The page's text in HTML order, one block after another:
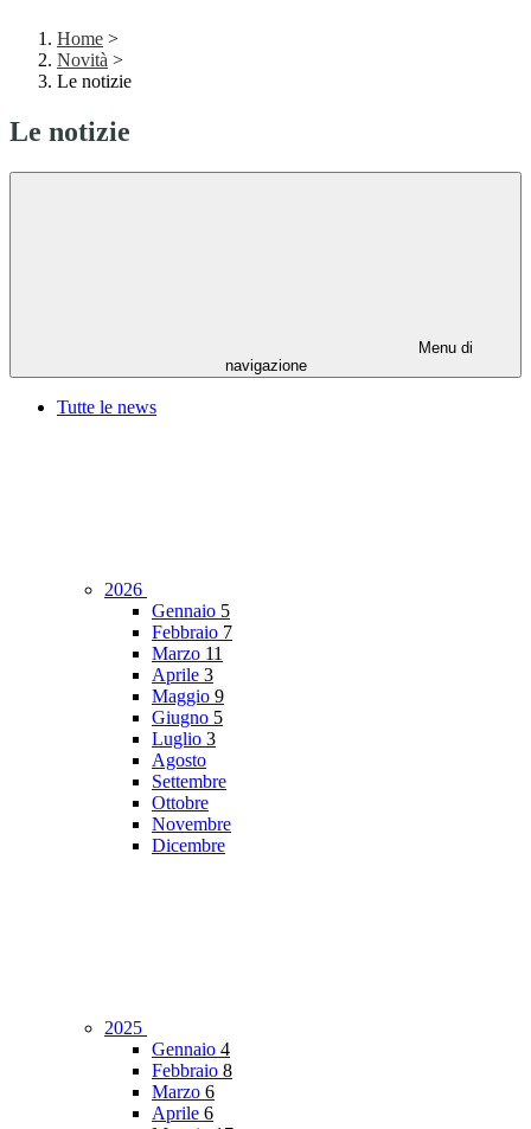
Home >
Novità >
Le notizie
Le notizie
Menu di
navigazione
Tutte le news
2026
Gennaio 5
Febbraio 7
Marzo 11
Aprile 3
Maggio 9
Giugno 5
Luglio 3
Agosto
Settembre
Ottobre
Novembre
Dicembre
2025
Gennaio 4
Febbraio 8
Marzo 6
Aprile 6